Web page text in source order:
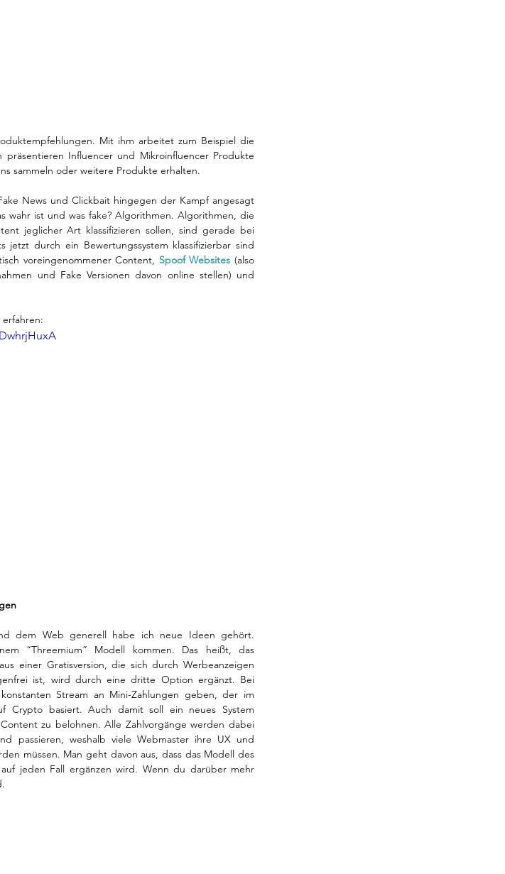
Mit ihm arbeitet zum Beispiel die
Influencer und Mikroinfluencer Produkte
sammeln oder weitere Produkte erhalten.
News und Clickbait hingegen der Kampf angesagt
wahr ist und was fake? Algorithmen. Algorithmen, die
jetzt durch ein Bewertungssystem klassifizierbar sind
voreingenommener Content, Spoof Websites (also
und Fake Versionen davon online stellen) und
dem Web generell habe ich neue Ideen gehört.
“Threemium” Modell kommen. Das heißt, das
einer Gratisversion, die sich durch Werbeanzeigen
ist, wird durch eine dritte Option ergänzt. Bei
Stream an Mini-Zahlungen geben, der im
Crypto basiert. Auch damit soll ein neues System
zu belohnen. Alle Zahlvorgänge werden dabei
passieren, weshalb viele Webmaster ihre UX und
müssen. Man geht davon aus, dass das Modell des
jeden Fall ergänzen wird. Wenn du darüber mehr